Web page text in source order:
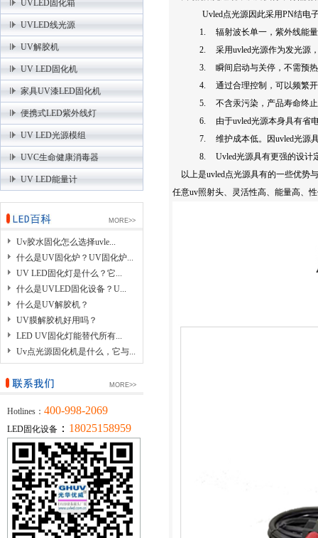
UVLED固化箱
UVLED线光源
UV解胶机
UV LED固化机
家具UV漆LED固化机
便携式LED紫外线灯
UV LED光源模组
UVC生命健康消毒器
UV LED能量计
MORE>>
Uv胶水固化怎么选择uvle...
什么是UV固化炉？UV固化炉...
UV LED固化灯是什么？它...
什么是UVLED固化设备？U...
什么是UV解胶机？
UV膜解胶机好用吗？
LED UV固化灯能替代所有...
Uv点光源固化机是什么，它与...
MORE>>
Hotlines： 400-998-2069
LED固化设备 ： 18025158959
Uvled点光源因此采用PN结电
1.
辐射波长单一，紫外线能
2.
采用uvled光源作为发光源
3.
瞬间启动与关停，不需预
4.
通过合理控制，可以频繁
5.
不含汞污染，产品寿命终
6.
由于uvled光源本身具有省
7.
维护成本低。因uvled光源
8.
Uvled光源具有更强的设计
以上是uvled点光源具有的一些优势
任意uv照射头、灵活性高、能量高、